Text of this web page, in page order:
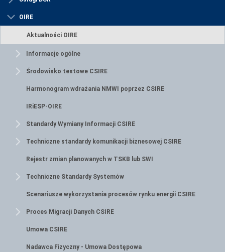
OIRE
Aktualności OIRE
Informacje ogólne
Środowisko testowe CSIRE
Harmonogram wdrażania NMWI poprzez CSIRE
IRiESP-OIRE
Standardy Wymiany Informacji CSIRE
Techniczne standardy komunikacji biznesowej CSIRE
Rejestr zmian planowanych w TSKB lub SWI
Techniczne Standardy Systemów
Scenariusze wykorzystania procesów rynku energii CSIRE
Proces Migracji Danych CSIRE
Umowa CSIRE
Nadawca Fizyczny - Umowa Dostępowa